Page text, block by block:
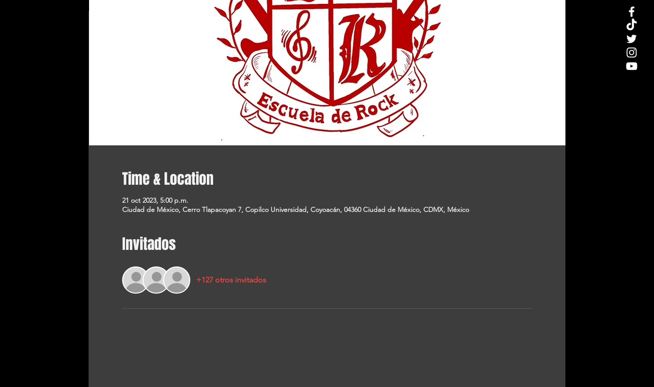
Time & Location
21 oct 2023, 5:00 p.m.
Ciudad de México, Cerro Tlapacoyan 7, Copilco Universidad, Coyoacán, 04360 Ciudad de México, CDMX, México
Invitados
+127 otros invitados